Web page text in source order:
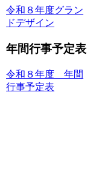
令和８年度グラン
ドデザイン
年間行事予定表
令和８年度 年間
行事予定表